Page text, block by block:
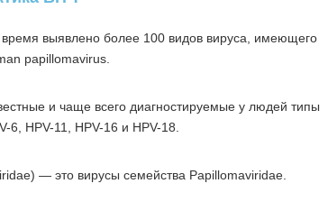
выявлено более 100 видов вируса, имеющего
papillomavirus.
и чаще всего диагностируемые у людей типы
6, HPV-11, HPV-16 и HPV-18.
— это вирусы семейства Papillomaviridae.